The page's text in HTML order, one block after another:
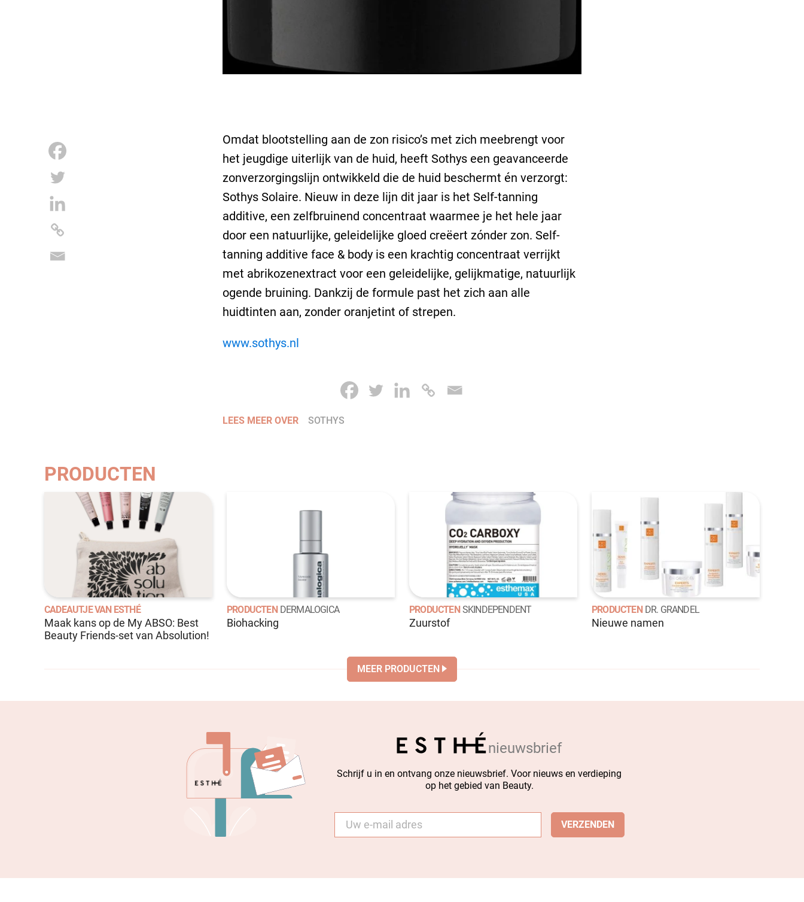
Omdat blootstelling aan de zon risico’s met zich meebrengt voor
het jeugdige uiterlijk van de huid, heeft Sothys een geavanceerde
zonverzorgingslijn ontwikkeld die de huid beschermt én verzorgt:
Sothys Solaire. Nieuw in deze lijn dit jaar is het Self-tanning
additive, een zelfbruinend concentraat waarmee je het hele jaar
door een natuurlijke, geleidelijke gloed creëert zónder zon. Self-
tanning additive face & body is een krachtig concentraat verrijkt
met abrikozenextract voor een geleidelijke, gelijkmatige, natuurlijk
ogende bruining. Dankzij de formule past het zich aan alle
huidtinten aan, zonder oranjetint of strepen.
www.sothys.nl
LEES MEER OVER SOTHYS
PRODUCTEN
CADEAUTJE VAN ESTHÉ
Maak kans op de My ABSO: Best
Beauty Friends-set van Absolution!
PRODUCTEN DERMALOGICA
Biohacking
PRODUCTEN SKINDEPENDENT
Zuurstof
PRODUCTEN DR. GRANDEL
Nieuwe namen
MEER PRODUCTEN
nieuwsbrief
Schrijf u in en ontvang onze nieuwsbrief. Voor nieuws en verdieping
op het gebied van Beauty.
mail *